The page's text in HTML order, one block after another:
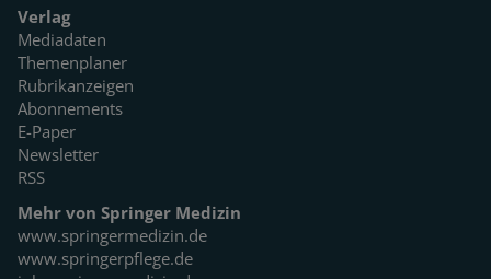
Verlag
Mediadaten
Themenplaner
Rubrikanzeigen
Abonnements
E-Paper
Newsletter
RSS
Mehr von Springer Medizin
www.springermedizin.de
www.springerpflege.de